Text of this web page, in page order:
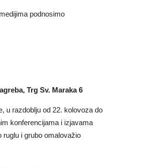
podnosimo
Trg Sv. Maraka 6
u razdoblju od 22. kolovoza do
konferencijama i izjavama
ruglu i grubo omalovažio